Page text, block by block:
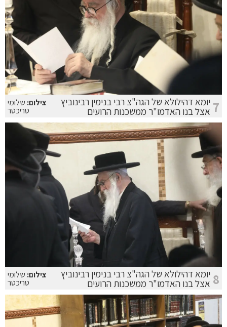
7 יומא דהילולא של הגה"צ רבי בנימין רבינוביץ
אצל בנו האדמו"ר ממשכנות הרועים
צילום: שלומי
טריכטר
8 יומא דהילולא של הגה"צ רבי בנימין רבינוביץ
אצל בנו האדמו"ר ממשכנות הרועים
צילום: שלומי
טריכטר